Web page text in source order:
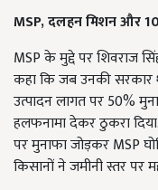
MSP,दलहन मिशन और
MSP के मुद्दे पर शिवराज
कहा कि जब उनकी सरकार
उत्पादन लागत पर 50%
हलफनामा देकर ठुकरा
पर मुनाफा जोड़कर MSP
किसानों ने जमीनी स्तर पर